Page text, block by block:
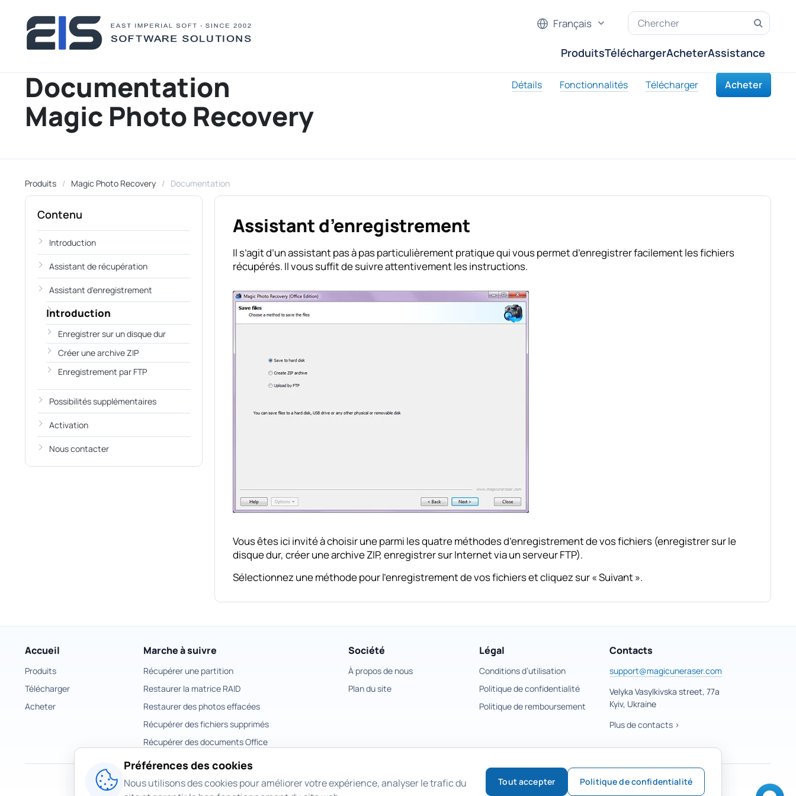
ProduitsTéléchargerAcheterAssistance
Français
Documentation
Magic Photo Recovery
Détails Fonctionnalités Télécharger Acheter
Produits Magic Photo Recovery Documentation
Assistant d’enregistrement
Il s’agit d’un assistant pas à pas particulièrement pratique qui vous permet d’enregistrer facilement les fichiers
récupérés. Il vous suffit de suivre attentivement les instructions.
Vous êtes ici invité à choisir une parmi les quatre méthodes d’enregistrement de vos fichiers (enregistrer sur le
disque dur, créer une archive ZIP, enregistrer sur Internet via un serveur FTP).
Sélectionnez une méthode pour l’enregistrement de vos fichiers et cliquez sur « Suivant ».
Contenu
Introduction
Assistant de récupération
Assistant d'enregistrement
Introduction
Enregistrer sur un disque dur
Créer une archive ZIP
Enregistrement par FTP
Possibilités supplémentaires
Activation
Nous contacter
Accueil
Produits
Télécharger
Acheter
Marche à suivre
Récupérer une partition
Restaurer la matrice RAID
Restaurer des photos effacées
Récupérer des fichiers supprimés
Récupérer des documents Office
Société
À propos de nous
Plan du site
Légal
Conditions d’utilisation
Politique de confidentialité
Politique de remboursement
Contacts
support@magicuneraser.com
Velyka Vasylkivska street, 77a
Kyiv, Ukraine
Plus de contacts >
Préférences des cookies
Nous utilisons des cookies pour améliorer votre expérience, analyser le trafic du
Tout accepter Politique de confidentialité